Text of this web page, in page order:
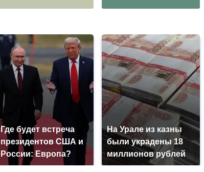
Где будет встреча
президентов США и
России: Европа?
На Урале из казны
были украдены 18
миллионов рублей